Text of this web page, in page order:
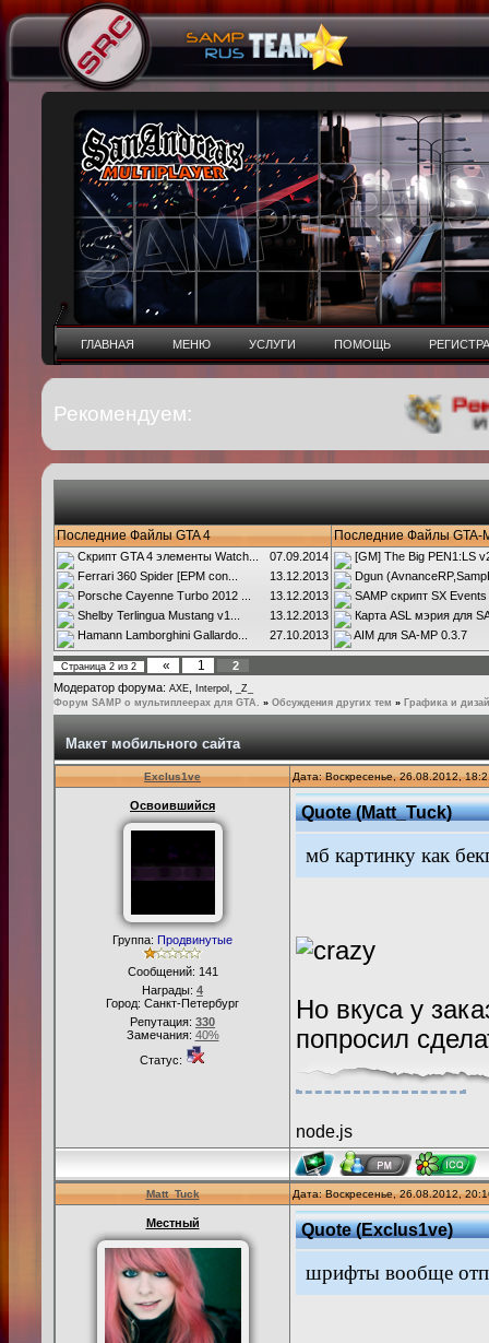
ГЛАВНАЯ МЕНЮ УСЛУГИ ПОМОЩЬ
Рекомендуем:
Последние Файлы GTA 4 Последние Файлы GTA-
Скрипт GTA 4 элементы Watch...
07.09.2014
Ferrari 360 Spider [EPM con...
13.12.2013
Porsche Cayenne Turbo 2012 ...
13.12.2013
Shelby Terlingua Mustang v1...
13.12.2013
Hamann Lamborghini Gallardo...
27.10.2013
[GM] The Big PEN1:LS
Dgun
SAMP скрипт SX
Карта ASL мэрия для
AIM для SA-MP 0.3.7
Страница 2 из 2 « 1
2
Модератор форума: AXE Interpol
_Z_
Форум SAMP о мультиплеерах для GTA. » Обсуждения других тем » Графика и
Макет мобильного сайта
Exclus1ve Дата: Воскресенье, 26.08.2012,
Освоившийся
Группа: Продвинутые
Сообщений: 141
Награды: 4
Город: Санкт-Петербург
Репутация: 330
Замечания: 40%
Статус:
Quote(Matt_Tuck)
мб картинку как
Но вкуса у
попросил
node.js
Matt_Tuck Дата: Воскресенье, 26.08.2012,
Местный Quote(Exclus1ve)
шрифты вообще